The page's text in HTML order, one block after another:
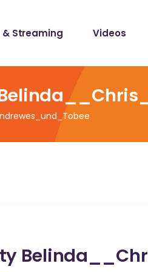
& Streaming Videos